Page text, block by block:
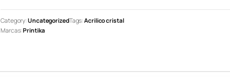
Category:UncategorizedTags:Acrilico cristal
Marcas:Printika